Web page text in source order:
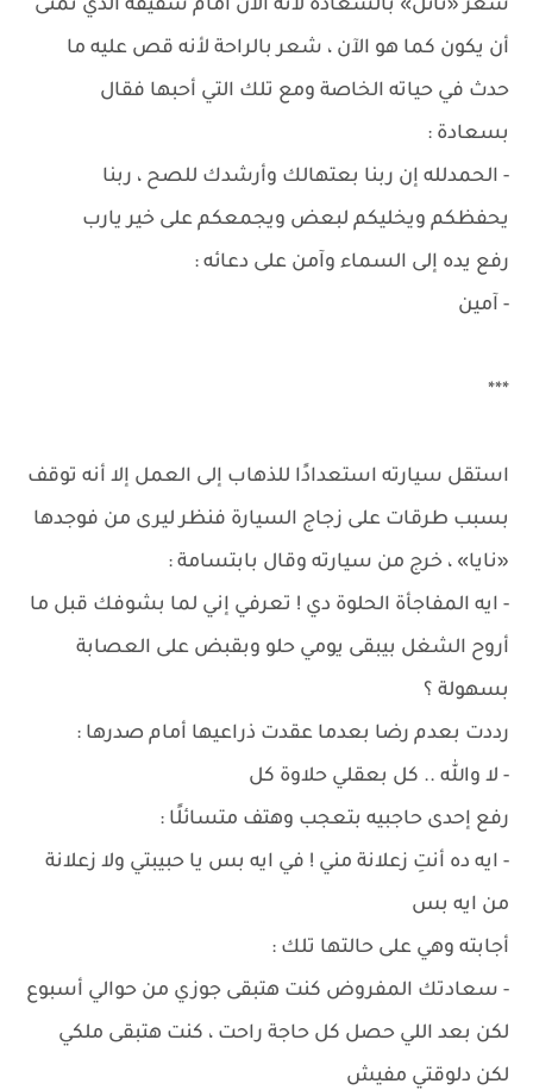
شعر «نائل» بالسعادة لأنه الآن أمام شقيقه الذي تمنى
أن يكون كما هو الآن ، شعر بالراحة لأنه قص عليه ما
حدث في حياته الخاصة ومع تلك التي أحبها فقال
بسعادة :
- الحمدلله إن ربنا بعتهالك وأرشدك للصح ، ربنا
يحفظكم ويخليكم لبعض ويجمعكم على خير يارب
رفع يده إلى السماء وآمن على دعائه :
- آمين
***
استقل سيارته استعدادًا للذهاب إلى العمل إلا أنه توقف
بسبب طرقات على زجاج السيارة فنظر ليرى من فوجدها
«نايا» ، خرج من سيارته وقال بابتسامة :
- ايه المفاجأة الحلوة دي ! تعرفي إني لما بشوفك قبل ما
أروح الشغل بيبقى يومي حلو وبقبض على العصابة
بسهولة ؟
رددت بعدم رضا بعدما عقدت ذراعيها أمام صدرها :
- لا والله .. كل بعقلي حلاوة كل
رفع إحدى حاجبيه بتعجب وهتف متسائلًا :
- ايه ده أنتِ زعلانة مني ! في ايه بس يا حبيبتي ولا زعلانة
من ايه بس
أجابته وهي على حالتها تلك :
- سعادتك المفروض كنت هتبقى جوزي من حوالي أسبوع
لكن بعد اللي حصل كل حاجة راحت ، كنت هتبقى ملكي
لكن دلوقتي مفيش